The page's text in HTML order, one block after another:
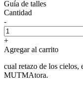
Guía de talles
Cantidad
-
+
Agregar al carrito
cual retazo de los cielos,
MUTMAtora.